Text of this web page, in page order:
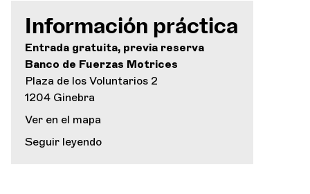
Información práctica
Entrada gratuita, previa reserva
Banco de Fuerzas Motrices
Plaza de los Voluntarios 2
1204 Ginebra
Ver en el mapa
Seguir leyendo